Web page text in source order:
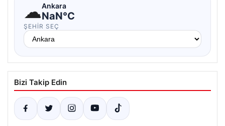
☁Ankara
NaN°C
ŞEHIR SEÇ
Bizi Takip Edin